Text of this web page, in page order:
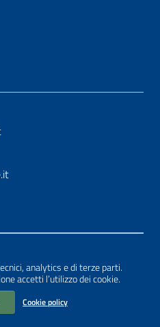
analytics e di terze parti.
accetti l’utilizzo dei cookie.
Cookie policy
ItaliaWP2
| Basato sul